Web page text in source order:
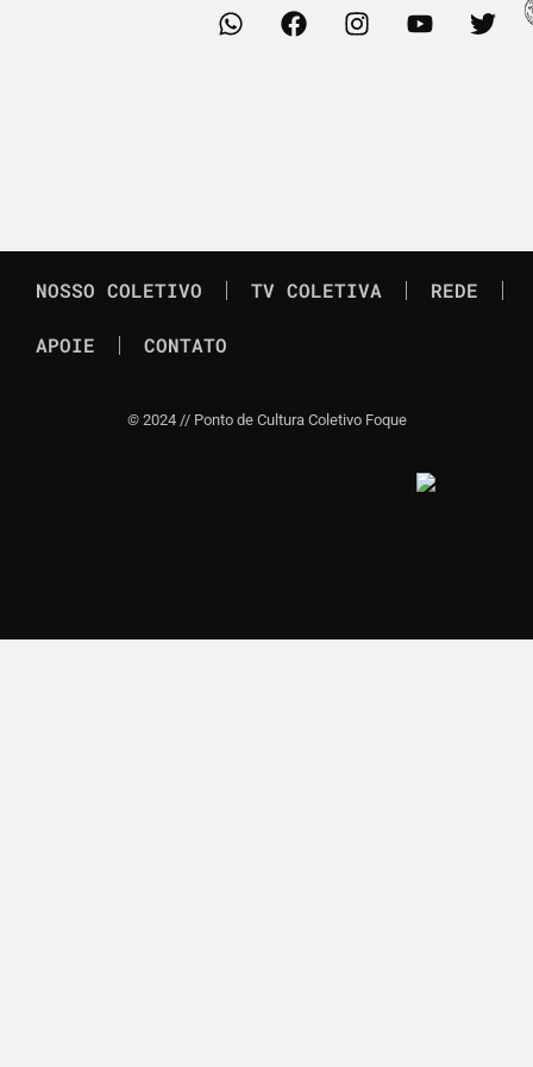
NOSSO COLETIVO TV COLETIVA REDE
APOIE CONTATO
© 2024 // Ponto de Cultura Coletivo Foque